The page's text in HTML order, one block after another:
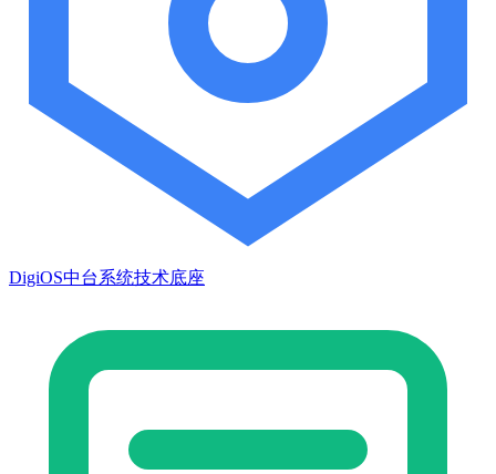
DigiOS中台系统技术底座